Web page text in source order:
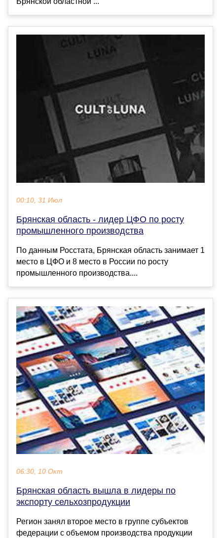
00:10, 31 Июл
Брянская область - лидер ЦФО по росту
промышленного производства
По данным Росстата, Брянская область занимает 1
место в ЦФО и 8 место в России по росту
промышленного производства....
06:30, 10 Окт
Брянская область вышла в лидеры по
экспорту сельхозпродукции
Регион занял второе место в группе субъектов
федерации с объемом производства продукции